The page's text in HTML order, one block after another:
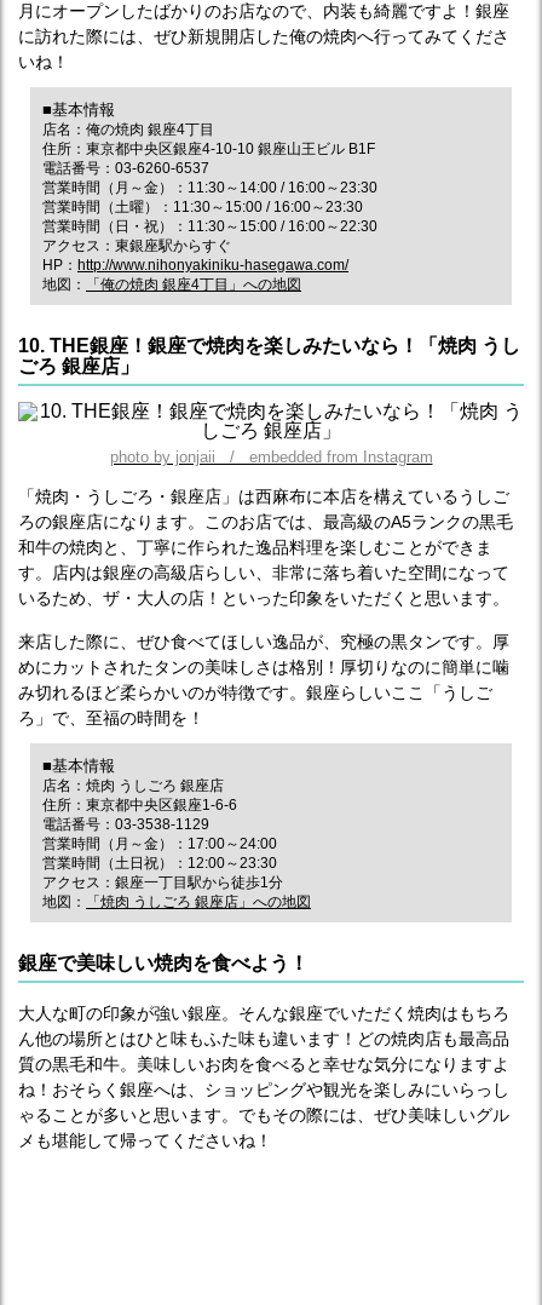
月にオープンしたばかりのお店なので、内装も綺麗ですよ！銀座
に訪れた際には、ぜひ新規開店した俺の焼肉へ行ってみてくださ
いね！
■基本情報
店名：俺の焼肉 銀座4丁目
住所：東京都中央区銀座4-10-10 銀座山王ビル B1F
電話番号：03-6260-6537
営業時間（月～金）：11:30～14:00 / 16:00～23:30
営業時間（土曜）：11:30～15:00 / 16:00～23:30
営業時間（日・祝）：11:30～15:00 / 16:00～22:30
アクセス：東銀座駅からすぐ
HP： http://www.nihonyakiniku-hasegawa.com/
地図：
「俺の焼肉 銀座4丁目」への地図
10. THE銀座！銀座で焼肉を楽しみたいなら！「焼肉 うし
ごろ 銀座店」
photo by jonjaii / embedded from Instagram
「焼肉・うしごろ・銀座店」は西麻布に本店を構えているうしご
ろの銀座店になります。このお店では、最高級のA5ランクの黒毛
和牛の焼肉と、丁寧に作られた逸品料理を楽しむことができま
す。店内は銀座の高級店らしい、非常に落ち着いた空間になって
いるため、ザ・大人の店！といった印象をいただくと思います。
来店した際に、ぜひ食べてほしい逸品が、究極の黒タンです。厚
めにカットされたタンの美味しさは格別！厚切りなのに簡単に噛
み切れるほど柔らかいのが特徴です。銀座らしいここ「うしご
ろ」で、至福の時間を！
■基本情報
店名：焼肉 うしごろ 銀座店
住所：東京都中央区銀座1-6-6
電話番号：03-3538-1129
営業時間（月～金）：17:00～24:00
営業時間（土日祝）：12:00～23:30
アクセス：銀座一丁目駅から徒歩1分
地図：
「焼肉 うしごろ 銀座店」への地図
銀座で美味しい焼肉を食べよう！
大人な町の印象が強い銀座。そんな銀座でいただく焼肉はもちろ
ん他の場所とはひと味もふた味も違います！どの焼肉店も最高品
質の黒毛和牛。美味しいお肉を食べると幸せな気分になりますよ
ね！おそらく銀座へは、ショッピングや観光を楽しみにいらっし
ゃることが多いと思います。でもその際には、ぜひ美味しいグル
メも堪能して帰ってくださいね！